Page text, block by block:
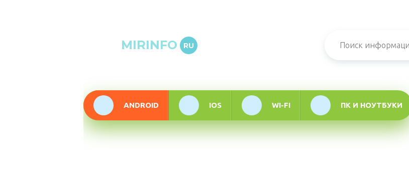
MIRINFO RU
ANDROID IOS WI-FI ПК И НОУТБУКИ